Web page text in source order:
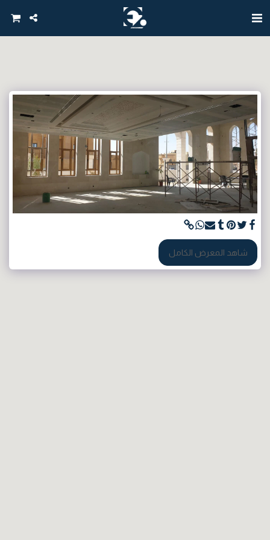
شاهد المعرض الكامل